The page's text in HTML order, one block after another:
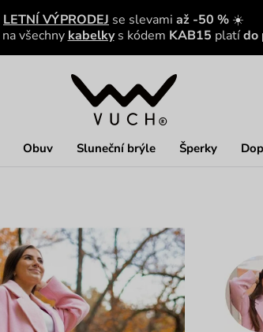
LETNÍ VÝPRODEJ se slevami až -50 % ☀️
na všechny kabelky s kódem KAB15 platído
Obuv Sluneční brýle Šperky